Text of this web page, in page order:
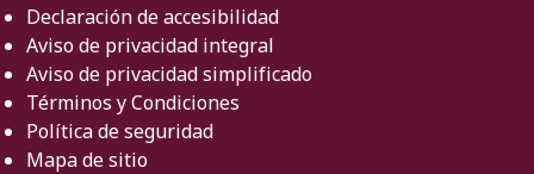
Declaración de accesibilidad
Aviso de privacidad integral
Aviso de privacidad simplificado
Términos y Condiciones
Política de seguridad
Mapa de sitio